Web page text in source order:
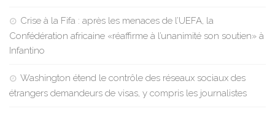
Crise à la Fifa : après les menaces de l’UEFA, la
Confédération africaine «réaffirme à l’unanimité son soutien» à
Infantino
Washington étend le contrôle des réseaux sociaux des
étrangers demandeurs de visas, y compris les journalistes